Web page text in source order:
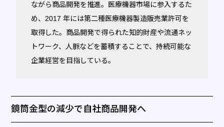
ながら商品開発を推進。医療機器市場に参入するた
め、2017 年には第二種医療機器製造販売業許可を
取得した。商品開発で得られた知的財産や流通ネッ
トワーク、人脈などを蓄積することで、持続可能な
企業経営を目指している。
鏡筒金型の減少で自社商品開発へ